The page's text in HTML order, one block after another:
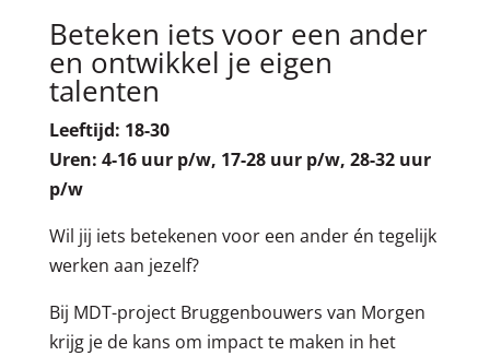
Beteken iets voor een ander
en ontwikkel je eigen
talenten
Leeftijd: 18-30
Uren: 4-16 uur p/w, 17-28 uur p/w, 28-32 uur
p/w
Wil jij iets betekenen voor een ander én tegelijk
werken aan jezelf?
Bij MDT-project Bruggenbouwers van Morgen
krijg je de kans om impact te maken in het